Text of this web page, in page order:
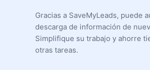
Gracias a SaveMyLeads, puede
descarga de información de
Simplifique su trabajo y ahorre
otras tareas.